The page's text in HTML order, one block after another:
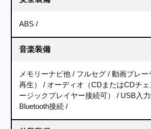
ABS
音楽装備
メモリーナビ他 フルセグ
動画プレー
再生）
オーディオ（CDまたはCDチェ
ージックプレイヤー接続可）
USB入
Bluetooth接続